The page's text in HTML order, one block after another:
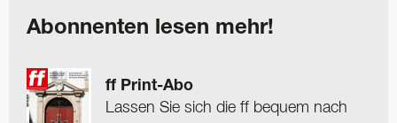
Abonnenten lesen mehr!
ff Print-Abo
Lassen Sie sich die ff bequem nach